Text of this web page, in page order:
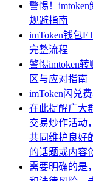
警惕！
规避指南
imToken钱包
完整流程
警惕imtoken
区与应对指南
imToken闪兑
在此提醒广大
交易炒作活动
共同维护良好
的话题或内容
需要明确的是